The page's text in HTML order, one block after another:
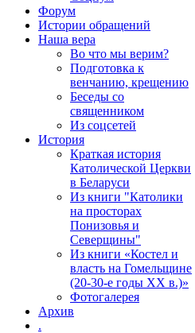
Форум
Истории обращений
Наша вера
Во что мы верим?
Подготовка к
венчанию, крещению
Беседы со
священником
Из соцсетей
История
Краткая история
Католической Церкви
в Беларуси
Из книги "Католики
на просторах
Понизовья и
Северщины"
Из книги «Костел и
власть на Гомельщине
(20-30-е годы ХХ в.)»
Фотогалерея
Архив
.